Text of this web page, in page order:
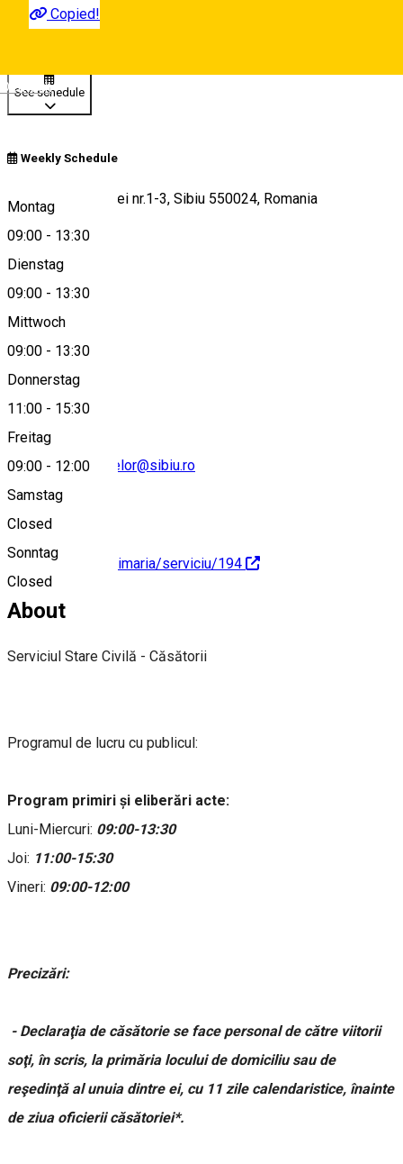
Deutsch
Copied!
Closed
See schedule
Weekly Schedule
Montag
09:00 - 13:30
Dienstag
09:00 - 13:30
Mittwoch
09:00 - 13:30
Donnerstag
11:00 - 15:30
Freitag
09:00 - 12:00
Samstag
Closed
Sonntag
Closed
Bulevardul Victoriei nr.1-3, Sibiu 550024, Romania
View on map
evidentapersoanelor@sibiu.ro
https://sibiu.ro/primaria/serviciu/194
About
Serviciul Stare Civilă - Căsătorii
Programul de lucru cu publicul:
Program primiri și eliberări acte:
Luni-Miercuri: 09:00-13:30
Joi: 11:00-15:30
Vineri: 09:00-12:00
Precizări:
- Declaraţia de căsătorie se face personal de către viitorii
soţi, în scris, la primăria locului de domiciliu sau de
reşedinţă al unuia dintre ei, cu 11 zile calendaristice, înainte
de ziua oficierii căsătoriei*.